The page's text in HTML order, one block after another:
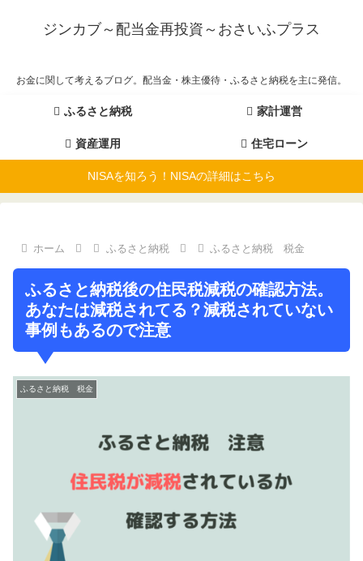
ジンカブ～配当金再投資～おさいふプラス
お金に関して考えるブログ。配当金・株主優待・ふるさと納税を主に発信。
ふるさと納税 家計運営
資産運用 住宅ローン
NISAを知ろう！NISAの詳細はこちら
ホーム ふるさと納税 ふるさと納税 税金
ふるさと納税後の住民税減税の確認方法。
あなたは減税されてる？減税されていない
事例もあるので注意
ふるさと納税 税金